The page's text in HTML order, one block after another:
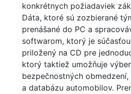
konkrétnych požiadaviek
Dáta, ktoré sú zozbierané
prenášané do PC a
softwarom, ktorý je
priložený na CD pre
ktorý taktiež umožňuje
bezpečnostných
a databázu automobilov.